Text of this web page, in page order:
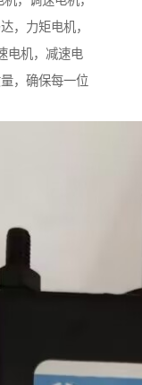
，力矩电机，
电机，减速电
，确保每一位